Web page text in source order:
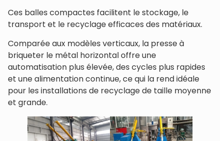
Ces balles compactes facilitent le stockage, le
transport et le recyclage efficaces des matériaux.
Comparée aux modèles verticaux, la presse à
briqueter le métal horizontal offre une
automatisation plus élevée, des cycles plus rapides
et une alimentation continue, ce qui la rend idéale
pour les installations de recyclage de taille moyenne
et grande.